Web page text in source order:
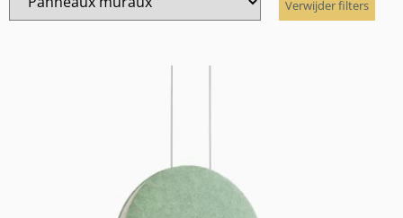
Verwijder filters